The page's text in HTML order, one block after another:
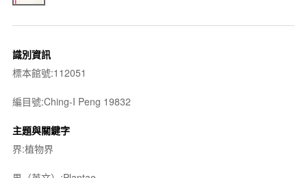
識別資訊
標本館號:112051
編目號:Ching-I Peng 19832
主題與關鍵字
界:植物界